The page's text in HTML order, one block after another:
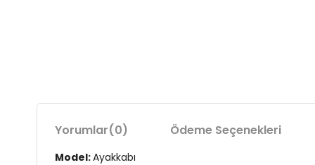
Yorumlar(0) Ödeme Seçenekleri
Model:Ayakkabı